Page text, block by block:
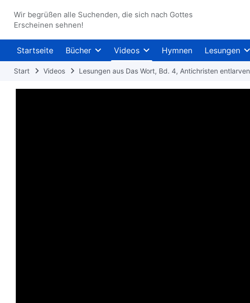
Wir begrüßen alle Suchenden, die sich nach Gottes
Erscheinen sehnen!
Startseite Bücher Videos Hymnen Lesungen
Start Videos Lesungen aus Das Wort, Bd. 4, Antichristen entlarven